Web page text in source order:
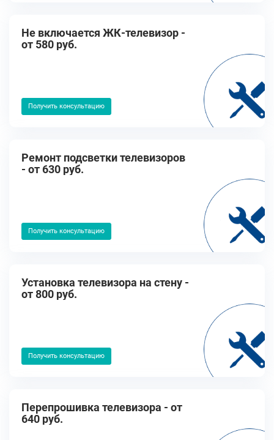
Не включается ЖК-телевизор -
от 580 руб.
Получить консультацию
Ремонт подсветки телевизоров
- от 630 руб.
Получить консультацию
Установка телевизора на стену -
от 800 руб.
Получить консультацию
Перепрошивка телевизора - от
640 руб.